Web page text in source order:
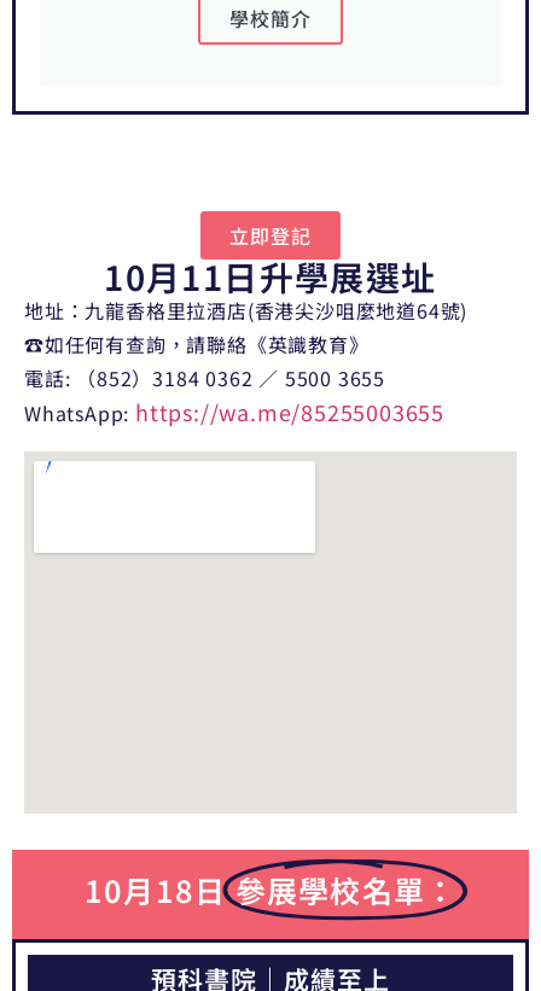
學校簡介
立即登記
10月11日升學展選址
地址：九龍香格里拉酒店(香港尖沙咀麼地道64號)
☎️如任何有查詢，請聯絡《英識教育》
電話: （852）3184 0362 ／ 5500 3655
WhatsApp: https://wa.me/85255003655
10月18日 參展學校名單：
預科書院｜成績至上